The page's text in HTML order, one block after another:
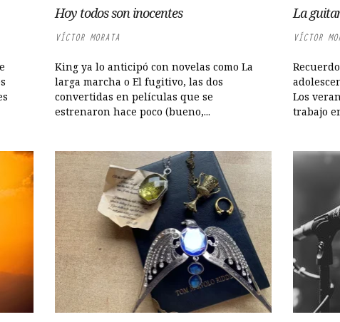
Hoy todos son inocentes
VÍCTOR MORATA
King ya lo anticipó con novelas como La
larga marcha o El fugitivo, las dos
convertidas en películas que se
estrenaron hace poco (bueno,...
La
VÍCTOR
Los
trabajo